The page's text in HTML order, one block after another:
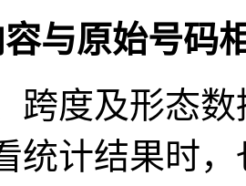
与原始号码
跨度及形态
统计结果时